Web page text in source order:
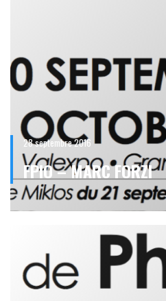
28 septembre 2016
FPIO – MARC FORZI